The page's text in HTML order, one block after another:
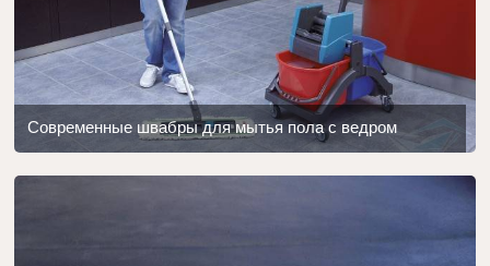
Современные швабры для мытья пола с ведром